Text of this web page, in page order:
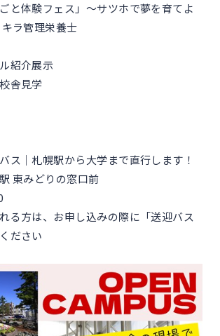
と体験フェス」～サツホで夢を育てよ
ラ管理栄養士
紹介展示
舎見学
ス｜札幌駅から大学まで直行します！
東みどりの窓口前
る方は、お申し込みの際に「送迎バス
ださい